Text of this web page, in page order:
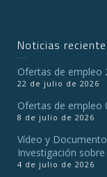
Noticias
Ofertas de empleo
22 de julio de 2026
Ofertas de empleo
8 de julio de 2026
Vídeo y
Investigación
4 de julio de 2026